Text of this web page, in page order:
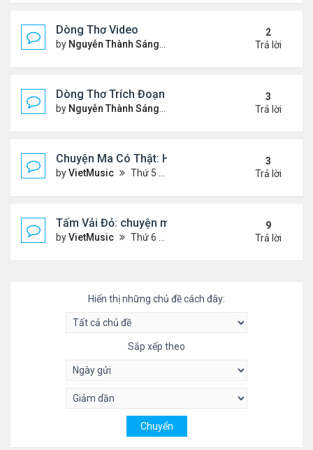
Dòng Thơ Video
by Nguyễn Thành Sáng Thứ 3 Tháng 10 22, 2024 2:03
2
Trả lời
Dòng Thơ Trích Đoạn (tiếp theo)
by Nguyễn Thành Sáng Thứ 2 Tháng 10 07, 2024 2:19
3
Trả lời
Chuyện Ma Có Thật: Hồng Vân, Lê Quốc Nam
byVietMusic Thứ 5 Tháng 11 05, 2020 2:49 pm
3
Trả lời
Tấm Vải Đỏ: chuyện ma kinh dị
byVietMusic Thứ 6 Tháng 10 16, 2020 10:39 am
9
Trả lời
Hiển thị những chủ đề cách đây:
Sắp xếp theo